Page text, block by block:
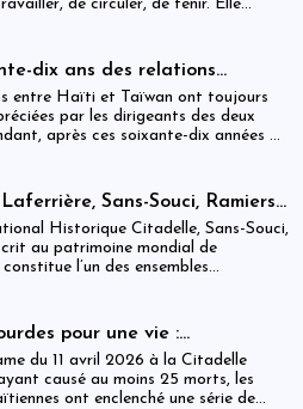
de circuler, de tenir. Elle
dix ans des relations
: entre dépendance
stratégiques
entre Haïti et Taïwan ont toujours
par les dirigeants des deux
après ces soixante-dix années de
durable sur lesquels
se fixer.
Sans-Souci, Ramiers :
absente d’un patrimoine
pression structurelle
Historique Citadelle, Sans-Souci,
au patrimoine mondial de
l’un des ensembles
institutionnelle fragilisée par
de gouvernance effective.
pour une vie :
révocations et démission
de la Citadelle
du 11 avril 2026 à la Citadelle
causé au moins 25 morts, les
ont enclenché une série de